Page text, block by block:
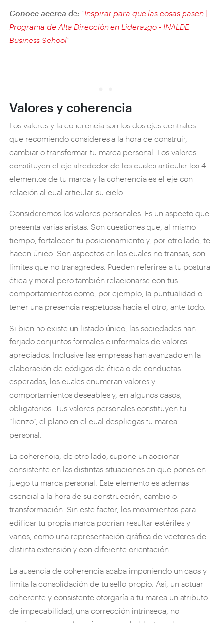
Conoce acerca de: "Inspirar para que las cosas pasen |
Programa de Alta Dirección en Liderazgo - INALDE
Business School"
Valores y coherencia
Los valores y la coherencia son los dos ejes centrales
que recomiendo consideres a la hora de construir,
cambiar o transformar tu marca personal. Los valores
constituyen el eje alrededor de los cuales articular los 4
elementos de tu marca y la coherencia es el eje con
relación al cual articular su ciclo.
Consideremos los valores personales. Es un aspecto que
presenta varias aristas. Son cuestiones que, al mismo
tiempo, fortalecen tu posicionamiento y, por otro lado, te
hacen único. Son aspectos en los cuales no transas, son
límites que no transgredes. Pueden referirse a tu postura
ética y moral pero también relacionarse con tus
comportamientos como, por ejemplo, la puntualidad o
tener una presencia respetuosa hacia el otro, ante todo.
Si bien no existe un listado único, las sociedades han
forjado conjuntos formales e informales de valores
apreciados. Inclusive las empresas han avanzado en la
elaboración de códigos de ética o de conductas
esperadas, los cuales enumeran valores y
comportamientos deseables y, en algunos casos,
obligatorios. Tus valores personales constituyen tu
“lienzo”, el plano en el cual despliegas tu marca
personal.
La coherencia, de otro lado, supone un accionar
consistente en las distintas situaciones en que pones en
juego tu marca personal. Este elemento es además
esencial a la hora de su construcción, cambio o
transformación. Sin este factor, los movimientos para
edificar tu propia marca podrían resultar estériles y
vanos, como una representación gráfica de vectores de
distinta extensión y con diferente orientación.
La ausencia de coherencia acaba imponiendo un caos y
limita la consolidación de tu sello propio. Así, un actuar
coherente y consistente otorgaría a tu marca un atributo
de impecabilidad, una corrección intrínseca, no